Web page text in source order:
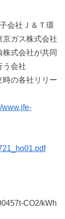
会社Ｊ＆Ｔ環
京ガス株式会社
式会社が共同
う会社
時の各社リリー
www.jfe-
CO2/kWh